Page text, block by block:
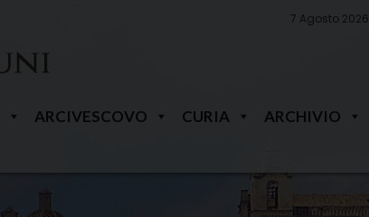
7 Agosto 2026
ARCIVESCOVO CURIA ARCHIVIO